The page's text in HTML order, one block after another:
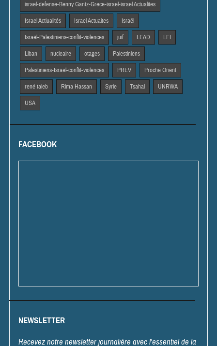
israel-defense-Benny Gantz-Grece-israel-israel Actualites
Israel Actiualités Israel Actuaites Israël
Israël-Palestiniens-conflit-violences juif LEAD LFI
Liban nucleaire otages Palestiniens
Palestiniens-Israël-conflit-violences PREV Proche Orient
rené taieb Rima Hassan Syrie Tsahal UNRWA
USA
FACEBOOK
NEWSLETTER
Recevez notre newsletter journalière avec l'essentiel de la